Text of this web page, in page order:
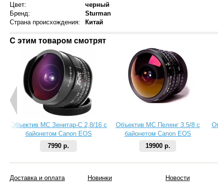
Цвет:
черный
Бренд:
Sturman
Страна происхождения:
Китай
С этим товаром смотрят
Объектив МС Зенитар-C 2,8/16 с
байонетом Canon EOS
7990 р.
Объектив МС Пеленг 3.5/8 с
байонетом Canon EOS
19900 р.
Доставка и оплата
Новинки
Новости